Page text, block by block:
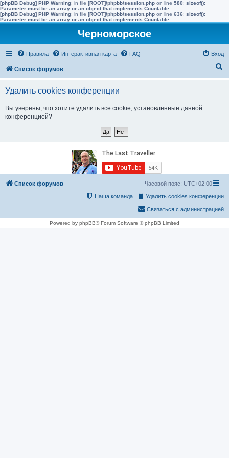
[phpBB Debug] PHP Warning: in file [ROOT]/phpbb/session.php on line 580: sizeof():
Parameter must be an array or an object that implements Countable
[phpBB Debug] PHP Warning: in file [ROOT]/phpbb/session.php on line 636: sizeof():
Parameter must be an array or an object that implements Countable
Черноморское
Правила Интерактивная карта FAQ Вход
Список форумов
Удалить cookies конференции
Вы уверены, что хотите удалить все cookie, установленные данной
конференцией?
Список форумов Часовой пояс: UTC+02:00
Удалить cookies конференции
Наша команда
Связаться с администрацией
Powered by phpBB® Forum Software © phpBB Limited